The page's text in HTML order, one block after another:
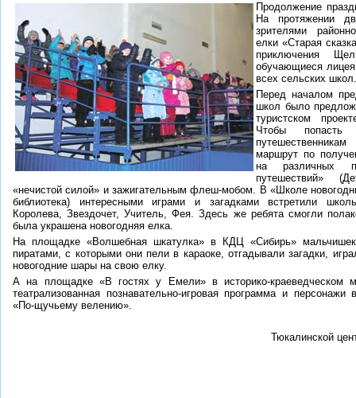
Продолжение
На протяжении
зрителями
елки «Старая
приключения
обучающиеся
всех сельских школ.
Перед началом
школ было
туристском
Чтобы попасть
маршрут по
на различных
путешествий»
«нечистой силой» и зажигательным флеш-мобом. В «Школе
библиотека) интересными играми и загадками встретили
Королева, Звездочет, Учитель, Фея. Здесь же ребята смогли
была украшена новогодняя елка.
На площадке «Волшебная шкатулка» в КДЦ «Сибирь»
пиратами, с которыми они пели в караоке, отгадывали загадки,
новогодние шары на свою елку.
А на площадке «В гостях у Емели» в историко-краеведческом
театрализованная познавательно-игровая программа и
«По-щучьему велению».
Тюкалинской